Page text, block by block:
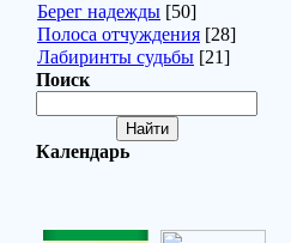
Берег надежды [50]
Полоса отчуждения [28]
Лабиринты судьбы [21]
Поиск
Календарь